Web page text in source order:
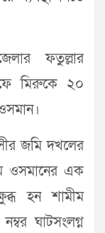
ফতুল্লার
মিরুকে ২০
জমি দখলের
ওসমানের এক
হন শামীম
ঘাটসংলগ্ন